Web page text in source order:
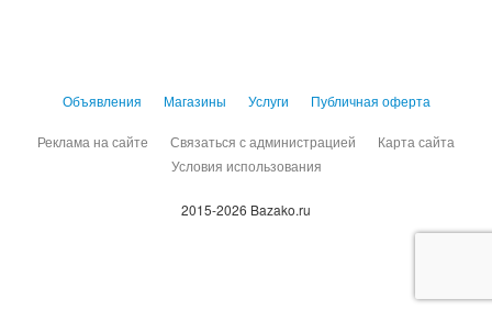
Объявления Магазины Услуги Публичная оферта
Реклама на сайте Связаться с администрацией
Карта сайта
Условия использования
2015-2026 Bazako.ru